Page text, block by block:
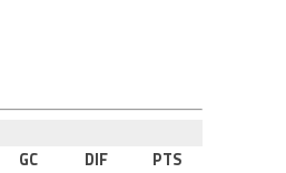
GC DIF
PTS